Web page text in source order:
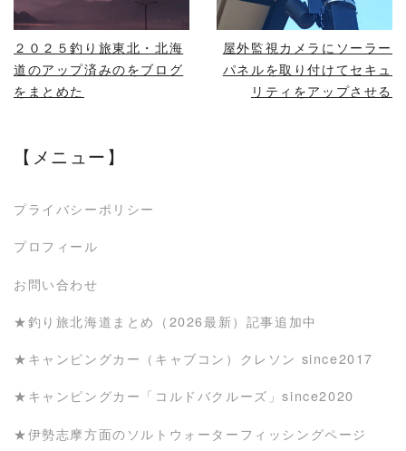
２０２５釣り旅東北・北海
道のアップ済みのをブログ
をまとめた
屋外監視カメラにソーラー
パネルを取り付けてセキュ
リティをアップさせる
【メニュー】
プライバシーポリシー
プロフィール
お問い合わせ
★釣り旅北海道まとめ（2026最新）記事追加中
★キャンピングカー（キャブコン）クレソン since2017
★キャンピングカー「コルドバクルーズ」since2020
★伊勢志摩方面のソルトウォーターフィッシングページ